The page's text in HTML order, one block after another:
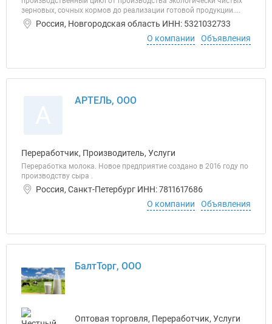
зерновых, сочных кормов до реализации готовой продукции....
Россия, Новгородская область ИНН: 5321032733
О компании
Объявления
АРТЕЛЬ, ООО
Переработчик, Производитель, Услуги
Переработка молока. Новое предприятие создано в 2016 году по
производству сыра .
Россия, Санкт-Петербург ИНН: 7811617686
О компании
Объявления
БалтТорг, ООО
Оптовая торговля, Переработчик, Услуги